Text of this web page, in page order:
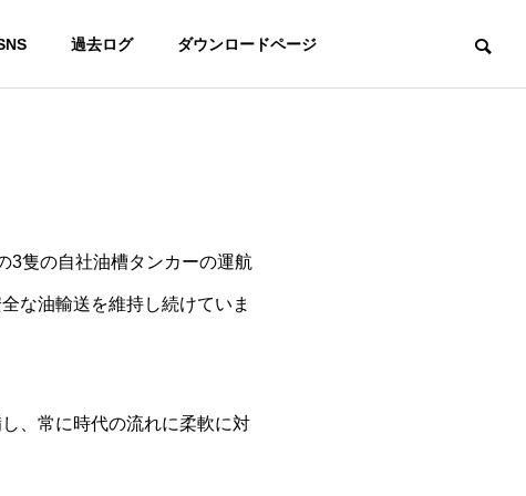
過去ログ ダウンロードページ
3隻の自社油槽タンカーの運航
な油輸送を維持し続けていま
、常に時代の流れに柔軟に対